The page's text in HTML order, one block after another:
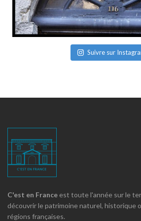
Suivre sur
C'est en France est toute l'année sur le
découvrir le patrimoine naturel, historique
régions françaises.